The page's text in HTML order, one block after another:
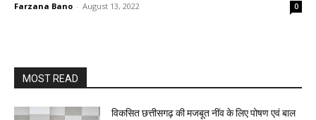
Farzana Bano - August 13, 2022 0
MOST READ
विकसित छत्तीसगढ़ की मजबूत नींव के लिए पोषण एवं बाल